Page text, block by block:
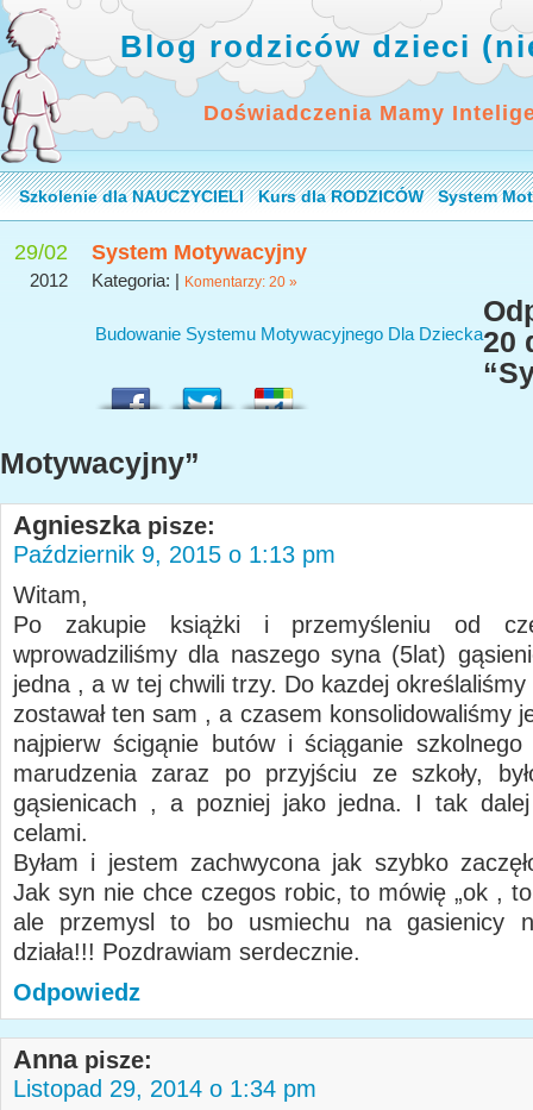
Blog rodziców dzieci
Doświadczenia Mamy
Szkolenie dla NAUCZYCIELI Kurs dla RODZICÓW System
29/02
2012
System Motywacyjny
Kategoria: | Komentarzy: 20 »
Budowanie Systemu Motywacyjnego Dla Dziecka20
Motywacyjny”
Agnieszka pisze:
Październik 9, 2015 o 1:13 pm
Witam,
Po zakupie książki i przemyśleniu od
wprowadziliśmy dla naszego syna (5lat)
jedna , a w tej chwili trzy. Do kazdej
zostawał ten sam , a czasem konsolidowaliśmy
najpierw ścigąnie butów i ściąganie
marudzenia zaraz po przyjściu ze szkoły,
gąsienicach , a pozniej jako jedna. I tak
celami.
Byłam i jestem zachwycona jak szybko
Jak syn nie chce czegos robic, to mówię „ok ,
ale przemysl to bo usmiechu na gasienicy
działa!!! Pozdrawiam serdecznie.
Odpowiedz
Anna pisze:
Listopad 29, 2014 o 1:34 pm